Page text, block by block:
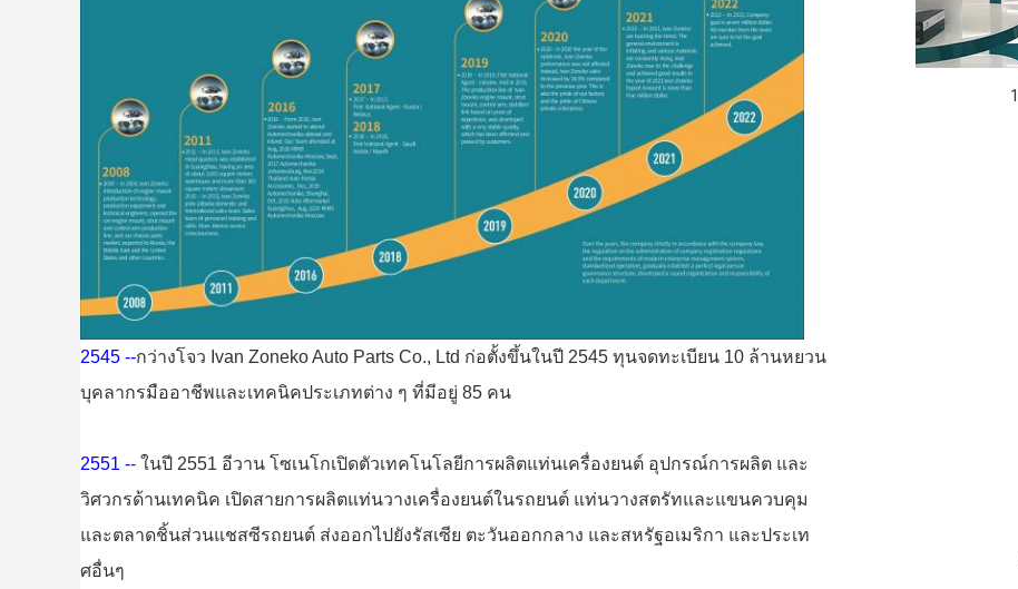
2545 --กว่างโจว Ivan Zoneko Auto Parts Co., Ltd ก่อตั้งขึ้นในปี 2545 ทุนจดทะเบียน 10 ล้านหยวน
บุคลากรมืออาชีพและเทคนิคประเภทต่าง ๆ ที่มีอยู่ 85 คน
2551 -- ในปี 2551 อีวาน โซเนโกเปิดตัวเทคโนโลยีการผลิตแท่นเครื่องยนต์ อุปกรณ์การผลิต และ
วิศวกรด้านเทคนิค เปิดสายการผลิตแท่นวางเครื่องยนต์ในรถยนต์ แท่นวางสตรัทและแขนควบคุม
และตลาดชิ้นส่วนแชสซีรถยนต์ ส่งออกไปยังรัสเซีย ตะวันออกกลาง และสหรัฐอเมริกา และประเท
ศอื่นๆ
1